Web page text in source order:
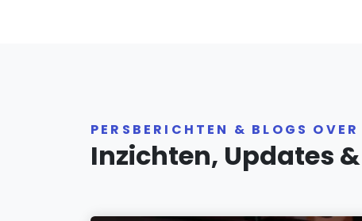
PERSBERICHTEN & BLOGS
Inzichten, Updates